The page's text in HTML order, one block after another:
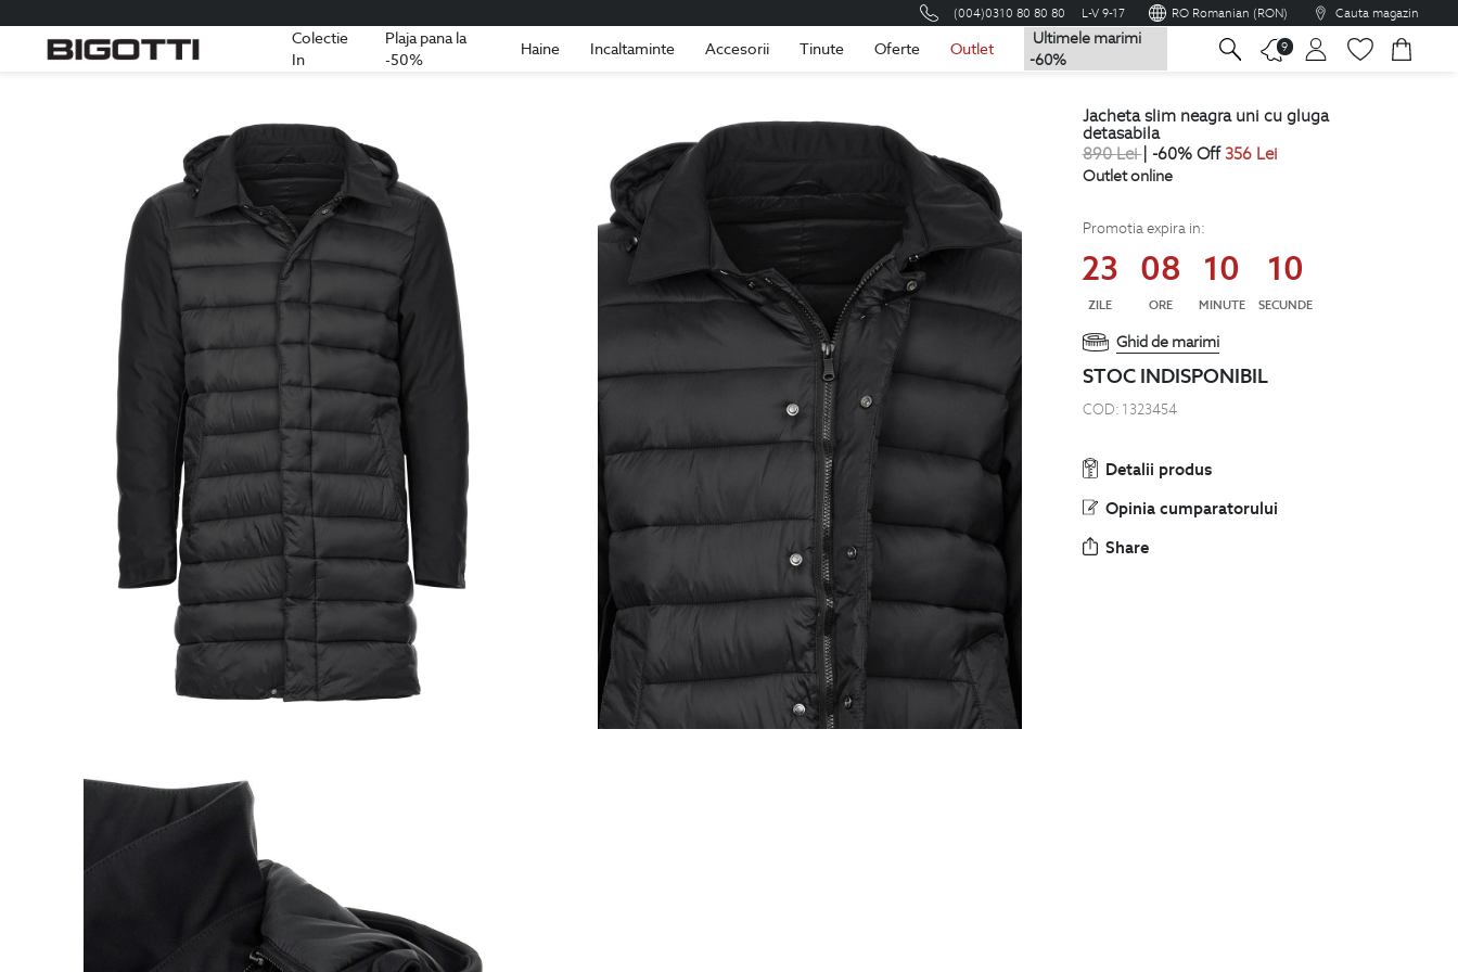
(004)0310 80 80 80 L-V 9-17 RO Romanian (RON) Cauta magazin
Colectie
In
Plaja pana la
-50%
Haine Incaltaminte Accesorii Tinute Oferte Outlet
Ultimele marimi
-60%
9
Romania Romana
detasabila
890Lei| -60% Off
Outlet online
23 08 10 09
STOC INDISPONIBIL
Detalii produs
Opinia cumparatorului